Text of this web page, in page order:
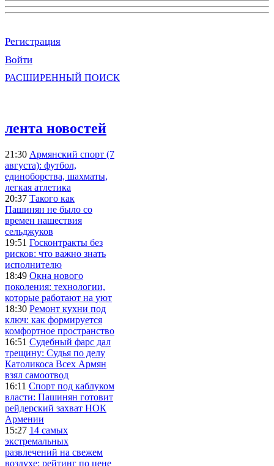
Регистрация
Войти
РАСШИРЕННЫЙ ПОИСК
лента новостей
21:30 Армянский спорт (7
августа): футбол,
единоборства, шахматы,
легкая атлетика
20:37 Такого как
Пашинян не было со
времен нашествия
сельджуков
19:51 Госконтракты без
рисков: что важно знать
исполнителю
18:49 Окна нового
поколения: технологии,
которые работают на уют
18:30 Ремонт кухни под
ключ: как формируется
комфортное пространство
16:51 Судебный фарс дал
трещину: Судья по делу
Католикоса Всех Армян
взял самоотвод
16:11 Спорт под каблуком
власти: Пашинян готовит
рейдерский захват НОК
Армении
15:27 14 самых
экстремальных
развлечений на свежем
воздухе: рейтинг по цене